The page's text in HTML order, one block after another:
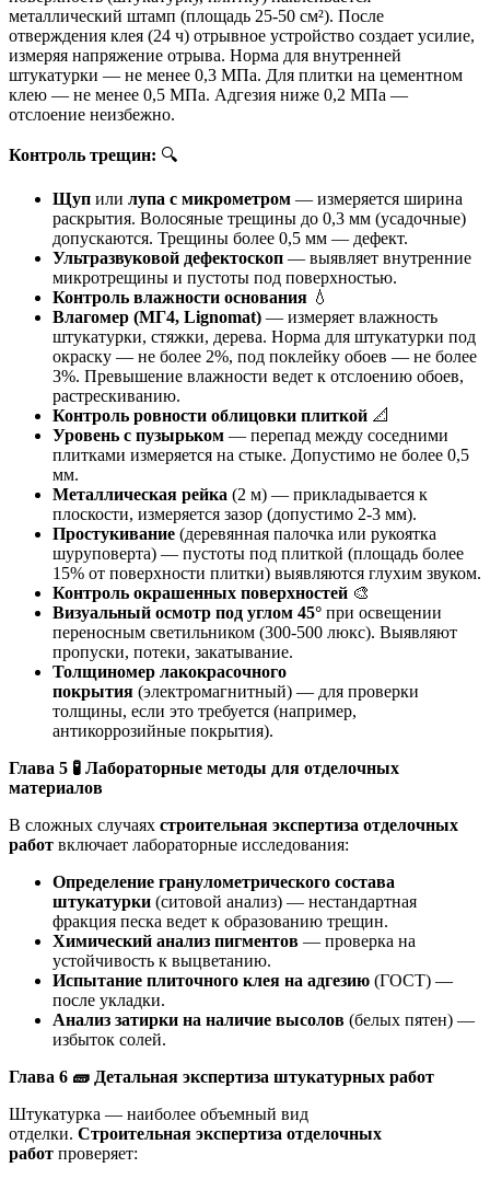
металлический штамп (площадь 25-50 см²). После
отверждения клея (24 ч) отрывное устройство создает усилие,
измеряя напряжение отрыва. Норма для внутренней
штукатурки — не менее 0,3 МПа. Для плитки на цементном
клею — не менее 0,5 МПа. Адгезия ниже 0,2 МПа —
отслоение неизбежно.
Контроль трещин: 🔍
Щуп или лупа с микрометром — измеряется ширина
раскрытия. Волосяные трещины до 0,3 мм (усадочные)
допускаются. Трещины более 0,5 мм — дефект.
Ультразвуковой дефектоскоп — выявляет внутренние
микротрещины и пустоты под поверхностью.
Контроль влажности основания 💧
Влагомер (МГ4, Lignomat) — измеряет влажность
штукатурки, стяжки, дерева. Норма для штукатурки под
окраску — не более 2%, под поклейку обоев — не более
3%. Превышение влажности ведет к отслоению обоев,
растрескиванию.
Контроль ровности облицовки плиткой 📐
Уровень с пузырьком — перепад между соседними
плитками измеряется на стыке. Допустимо не более 0,5
мм.
Металлическая рейка (2 м) — прикладывается к
плоскости, измеряется зазор (допустимо 2-3 мм).
Простукивание (деревянная палочка или рукоятка
шуруповерта) — пустоты под плиткой (площадь более
15% от поверхности плитки) выявляются глухим звуком.
Контроль окрашенных поверхностей 🎨
Визуальный осмотр под углом 45° при освещении
переносным светильником (300-500 люкс). Выявляют
пропуски, потеки, закатывание.
Толщиномер лакокрасочного
покрытия (электромагнитный) — для проверки
толщины, если это требуется (например,
антикоррозийные покрытия).
Глава 5 🧪 Лабораторные методы для отделочных
материалов
В сложных случаях строительная экспертиза отделочных
работ включает лабораторные исследования:
Определение гранулометрического состава
штукатурки (ситовой анализ) — нестандартная
фракция песка ведет к образованию трещин.
Химический анализ пигментов — проверка на
устойчивость к выцветанию.
Испытание плиточного клея на адгезию (ГОСТ) —
после укладки.
Анализ затирки на наличие высолов (белых пятен) —
избыток солей.
Глава 6 🧱 Детальная экспертиза штукатурных работ
Штукатурка — наиболее объемный вид
отделки. Строительная экспертиза отделочных
работ проверяет: